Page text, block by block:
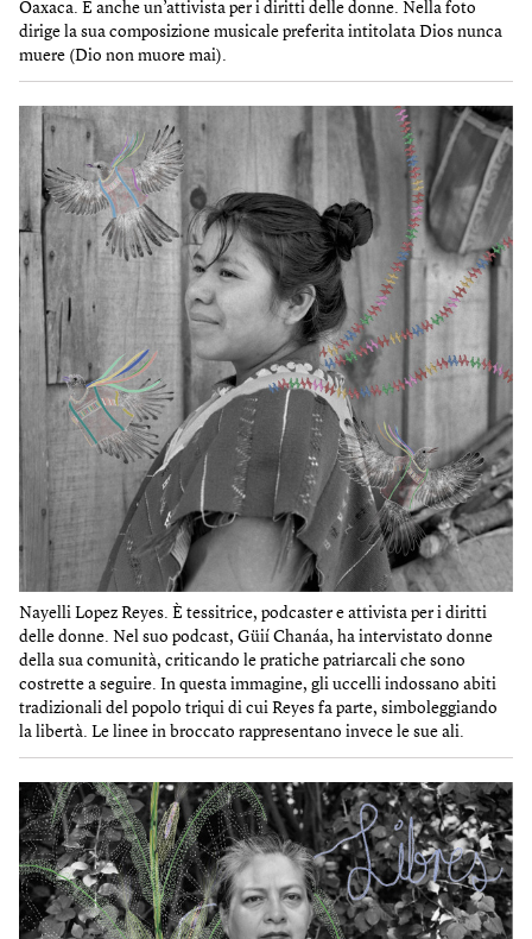
Oaxaca. È anche un’attivista per i diritti delle donne. Nella foto
dirige la sua composizione musicale preferita intitolata Dios nunca
muere (Dio non muore mai).
Nayelli Lopez Reyes. È tessitrice, podcaster e attivista per i diritti
delle donne. Nel suo podcast, Güií Chanáa, ha intervistato donne
della sua comunità, criticando le pratiche patriarcali che sono
costrette a seguire. In questa immagine, gli uccelli indossano abiti
tradizionali del popolo triqui di cui Reyes fa parte, simboleggiando
la libertà. Le linee in broccato rappresentano invece le sue ali.